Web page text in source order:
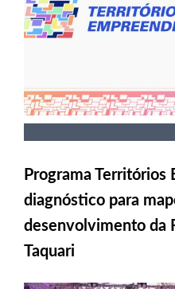
Programa Territórios
diagnóstico para
desenvolvimento da
Taquari